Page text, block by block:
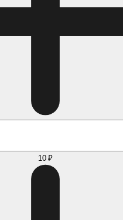
10 ₽